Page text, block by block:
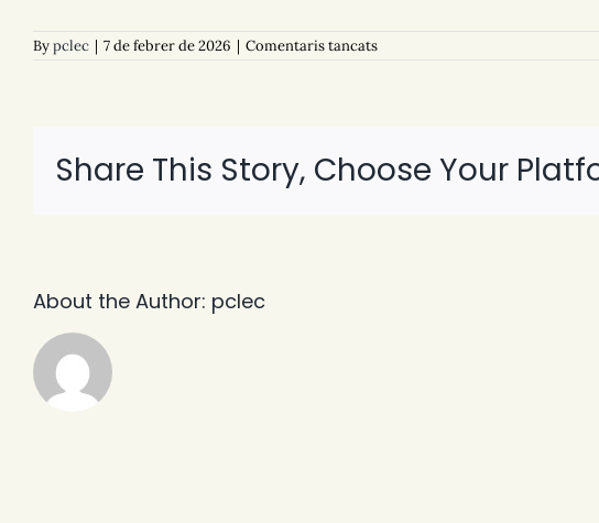
Bypclec | 7 de febrer de 2026 | Comentaris tancatsa
Share This Story, Choose Your
About the Author: pclec